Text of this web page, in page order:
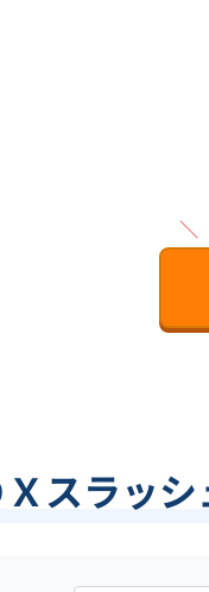
＼
スラッ